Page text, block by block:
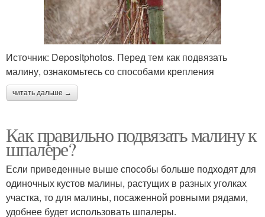
Источник: Depositphotos. Перед тем как подвязать
малину, ознакомьтесь со способами крепления
читать дальше →
Как правильно подвязать малину к
шпалере?
Если приведенные выше способы больше подходят для
одиночных кустов малины, растущих в разных уголках
участка, то для малины, посаженной ровными рядами,
удобнее будет использовать шпалеры.